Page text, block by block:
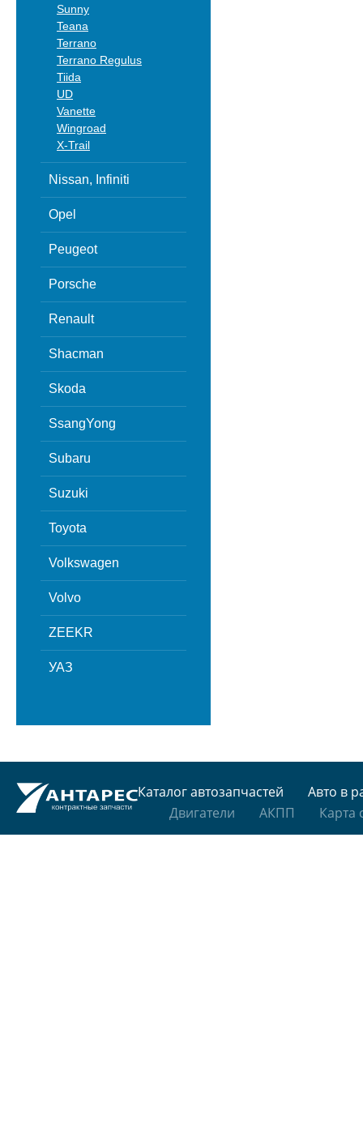
Sunny
Teana
Terrano
Terrano Regulus
Tiida
UD
Vanette
Wingroad
X-Trail
Nissan, Infiniti
Opel
Peugeot
Porsche
Renault
Shacman
Skoda
SsangYong
Subaru
Suzuki
Toyota
Volkswagen
Volvo
ZEEKR
УАЗ
Каталог автозапчастей
Авто в
Двигатели
АКПП Карта